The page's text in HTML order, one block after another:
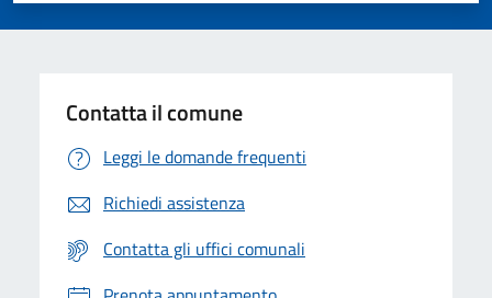
Contatta il comune
Leggi le domande frequenti
Richiedi assistenza
Contatta gli uffici comunali